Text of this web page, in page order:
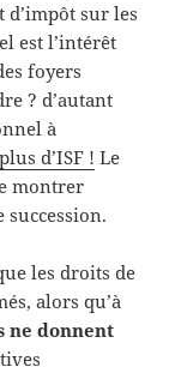
sur les
est l’intérêt
foyers
? d’autant
à
d’ISF ! Le
montrer
les droits de
alors qu’à
ne donnent